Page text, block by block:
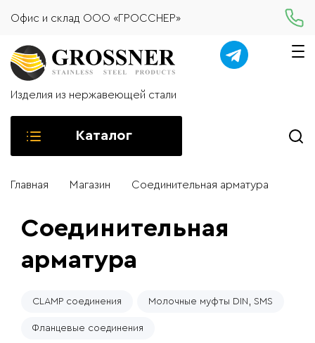
Офис и склад ООО «ГРОССНЕР»
Изделия из нержавеющей стали
Каталог
Главная Магазин Соединительная арматура
Соединительная
арматура
CLAMP соединения Молочные муфты DIN, SMS
Фланцевые соединения